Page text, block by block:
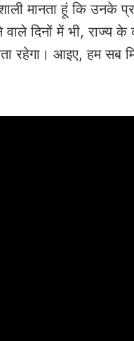
मानता हूं कि उनके
दिनों में भी, राज्य के
रहेगा। आइए, हम सब